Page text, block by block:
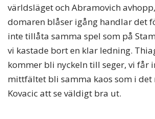
världsläget och Abramovich
domaren blåser igång handlar det
inte tillåta samma spel som på
vi kastade bort en klar ledning.
kommer bli nyckeln till seger, vi får
mittfältet bli samma kaos som i det
Kovacic att se väldigt bra ut.